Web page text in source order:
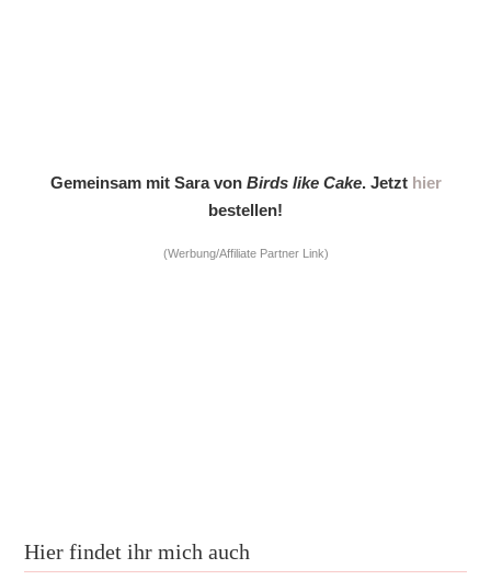
Gemeinsam mit Sara von Birds like Cake. Jetzt hier
bestellen!
(Werbung/Affiliate Partner Link)
Hier findet ihr mich auch